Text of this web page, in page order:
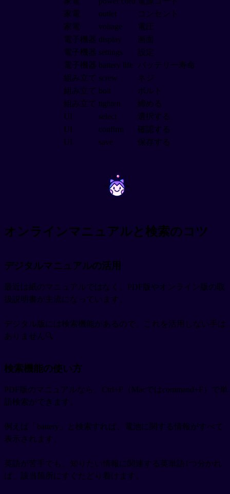
家電
outlet
コンセント
家電
voltage
電圧
電子機器 display
画面
電子機器 settings
設定
電子機器 battery life
バッテリー寿命
組み立て screw
ネジ
組み立て bolt
ボルト
組み立て tighten
締める
UI
select
選択する
UI
confirm
確認する
UI
save 保存する
~ ~
オンラインマニュアルと検索のコツ
デジタルマニュアルの活用
最近は紙のマニュアルではなく、PDF版やオンライン版の取
扱説明書が主流になっています。
デジタル版には検索機能があるので、これを活用しない手は
ありません🔍
検索機能の使い方
PDF版のマニュアルなら、Ctrl+F（Macではcommand+F）で単
語検索ができます。
例えば「battery」と検索すれば、電池に関する情報がすべて
表示されます。
英語が苦手でも、知りたい情報に関連する英単語1つ分かれ
ば、該当箇所にすぐたどり着けます。